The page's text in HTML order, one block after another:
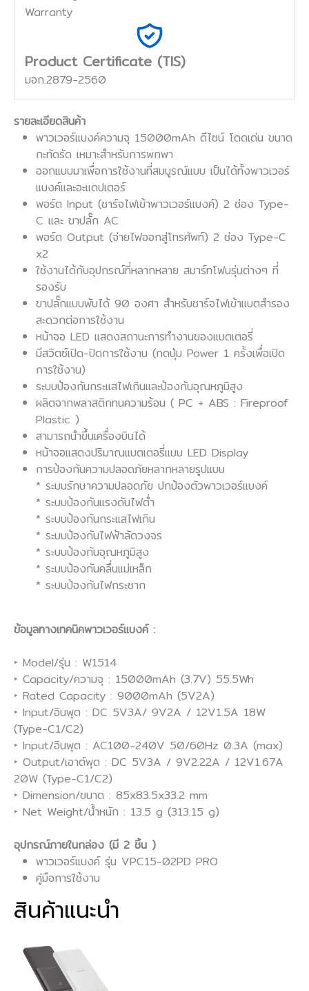
Warranty
Product Certificate (TIS)
มอก.2879-2560
รายละเอียดสินค้า
พาวเวอร์แบงค์ความจุ 15000mAh ดีไซน์ โดดเด่น ขนาด
กะทัดรัด เหมาะสำหรับการพกพา
ออกแบบมาเพื่อการใช้งานที่สมบูรณ์แบบ เป็นได้ทั้งพาวเวอร์
แบงค์และอะแดปเตอร์
พอร์ต Input (ชาร์จไฟเข้าพาวเวอร์แบงค์) 2 ช่อง Type-
C และ ขาปลั๊ก AC
พอร์ต Output (จ่ายไฟออกสู่โทรศัพท์) 2 ช่อง Type-C
x2
ใช้งานได้กับอุปกรณ์ที่หลากหลาย สมาร์ทโฟนรุ่นต่างๆ ที่
รองรับ
ขาปลั๊กแบบพับได้ 90 องศา สำหรับชาร์จไฟเข้าแบตสำรอง
สะดวกต่อการใช้งาน
หน้าจอ LED แสดงสถานะการทำงานของแบตเตอรี่
มีสวิตซ์เปิด-ปิดการใช้งาน (กดปุ่ม Power 1 ครั้งเพื่อเปิด
การใช้งาน)
ระบบป้องกันกระแสไฟเกินและป้องกันอุณหภูมิสูง
ผลิตจากพลาสติกทนความร้อน ( PC + ABS : Fireproof
Plastic )
สามารถนำขึ้นเครื่องบินได้ ︎
หน้าจอแสดงปริมาณแบตเตอรี่แบบ LED Display
การป้องกันความปลอดภัยหลากหลายรูปแบบ
* ระบบรักษาความปลอดภัย ปกป้องตัวพาวเวอร์แบงค์
* ระบบป้องกันแรงดันไฟต่ำ
* ระบบป้องกันกระแสไฟเกิน
* ระบบป้องกันไฟฟ้าลัดวงจร
* ระบบป้องกันอุณหภูมิสูง
* ระบบป้องกันคลื่นแม่เหล็ก
* ระบบป้องกันไฟกระชาก
ข้อมูลทางเทคนิคพาวเวอร์แบงค์ :
‣ Model/รุ่น : W1514
‣ Capacity/ความจุ : 15000mAh (3.7V) 55.5Wh
‣ Rated Capacity : 9000mAh (5V2A)
‣ Input/อินพุต : DC 5V3A/ 9V2A / 12V1.5A 18W
(Type-C1/C2)
‣ Input/อินพุต : AC100-240V 50/60Hz 0.3A (max)
‣ Output/เอาต์พุต : DC 5V3A / 9V2.22A / 12V1.67A
20W (Type-C1/C2)
‣ Dimension/ขนาด : 85x83.5x33.2 mm
‣ Net Weight/น้ำหนัก : 13.5 g (313.15 g)
อุปกรณ์ภายในกล่อง (มี 2 ชิ้น )
พาวเวอร์แบงค์ รุ่น VPC15-02PD PRO
คู่มือการใช้งาน
สินค้าแนะนำ